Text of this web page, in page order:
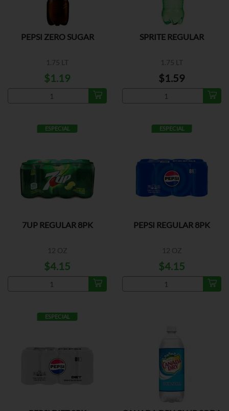
PEPSI ZERO SUGAR
1.75 LT
$1.19
SPRITE REGULAR
1.75 LT
$1.59
ESPECIAL
7UP REGULAR 8PK
12 OZ
$4.15
ESPECIAL
PEPSI REGULAR 8PK
12 OZ
$4.15
ESPECIAL